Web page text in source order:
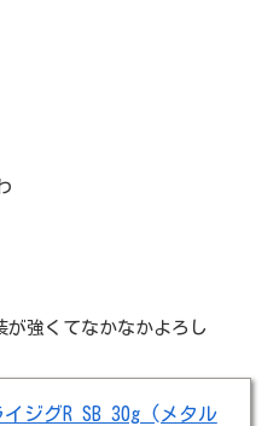
が強くてなかなかよろし
ジグR SB 30g (メタル